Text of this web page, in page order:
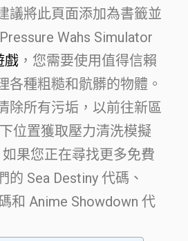
議將此頁面添加為書籤並
Wahs Simulator
戲 ，您需要使用值得信賴
各種粗糙和骯髒的物體。
除所有污垢，以前往新區
位置獲取壓力清洗模擬
如果您正在尋找更多免費
的 Sea Destiny 代碼、
和 Anime Showdown 代